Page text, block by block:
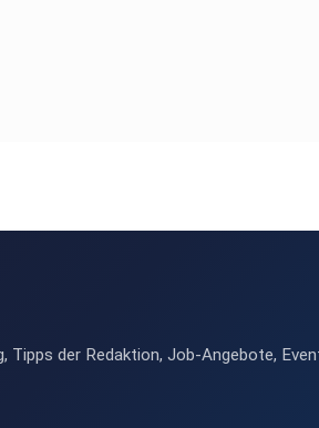
der Redaktion, Job-Angebote,